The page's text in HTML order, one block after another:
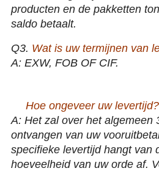
producten en de pakketten
saldo betaalt.
Q3. Wat is uw termijnen van
A: EXW, FOB OF CIF.
Hoe ongeveer uw levertijd?
A: Het zal over het algemeen
ontvangen van uw
specifieke levertijd hangt van
hoeveelheid van uw orde af.